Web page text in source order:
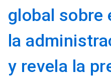
global sobre
la
y revela la